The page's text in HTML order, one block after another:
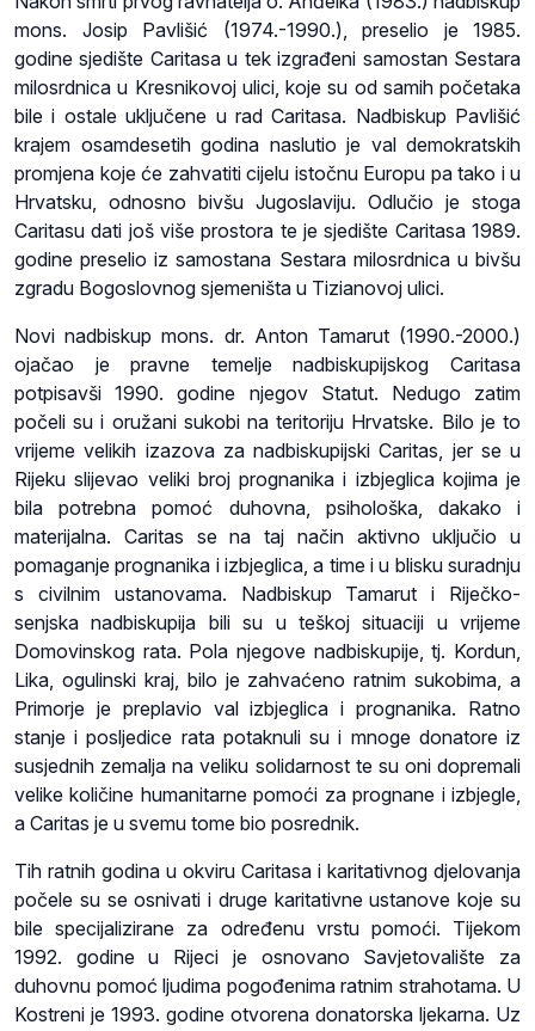
mons. Josip Pavlišić (1974.-1990.), preselio je 1985.
godine sjedište Caritasa u tek izgrađeni samostan Sestara
milosrdnica u Kresnikovoj ulici, koje su od samih početaka
bile i ostale uključene u rad Caritasa. Nadbiskup Pavlišić
krajem osamdesetih godina naslutio je val demokratskih
promjena koje će zahvatiti cijelu istočnu Europu pa tako i u
Hrvatsku, odnosno bivšu Jugoslaviju. Odlučio je stoga
Caritasu dati još više prostora te je sjedište Caritasa 1989.
godine preselio iz samostana Sestara milosrdnica u bivšu
zgradu Bogoslovnog sjemeništa u Tizianovoj ulici.
Novi nadbiskup mons. dr. Anton Tamarut (1990.-2000.)
ojačao je pravne temelje nadbiskupijskog Caritasa
potpisavši 1990. godine njegov Statut. Nedugo zatim
počeli su i oružani sukobi na teritoriju Hrvatske. Bilo je to
vrijeme velikih izazova za nadbiskupijski Caritas, jer se u
Rijeku slijevao veliki broj prognanika i izbjeglica kojima je
bila potrebna pomoć duhovna, psihološka, dakako i
materijalna. Caritas se na taj način aktivno uključio u
pomaganje prognanika i izbjeglica, a time i u blisku suradnju
s civilnim ustanovama. Nadbiskup Tamarut i Riječko-
senjska nadbiskupija bili su u teškoj situaciji u vrijeme
Domovinskog rata. Pola njegove nadbiskupije, tj. Kordun,
Lika, ogulinski kraj, bilo je zahvaćeno ratnim sukobima, a
Primorje je preplavio val izbjeglica i prognanika. Ratno
stanje i posljedice rata potaknuli su i mnoge donatore iz
susjednih zemalja na veliku solidarnost te su oni dopremali
velike količine humanitarne pomoći za prognane i izbjegle,
a Caritas je u svemu tome bio posrednik.
Tih ratnih godina u okviru Caritasa i karitativnog djelovanja
počele su se osnivati i druge karitativne ustanove koje su
bile specijalizirane za određenu vrstu pomoći. Tijekom
1992. godine u Rijeci je osnovano Savjetovalište za
duhovnu pomoć ljudima pogođenima ratnim strahotama. U
Kostreni je 1993. godine otvorena donatorska ljekarna. Uz